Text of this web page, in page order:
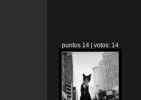
puntos 14 | votos: 14